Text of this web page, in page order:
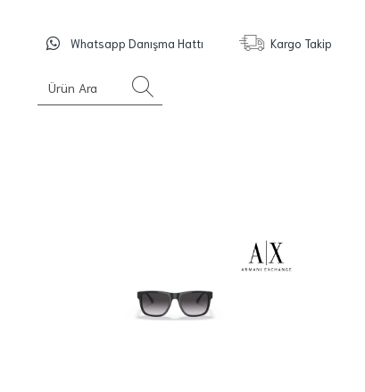
Whatsapp Danışma Hattı Kargo Takip